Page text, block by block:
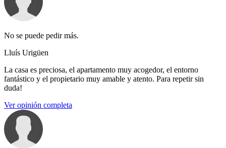
No se puede pedir más.
Lluís Urigüen
La casa es preciosa, el apartamento muy acogedor, el entorno
fantástico y el propietario muy amable y atento. Para repetir sin
duda!
Ver opinión completa